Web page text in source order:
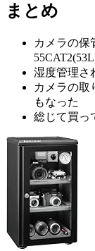
まとめ
カメラの保
湿度管理さ
カメラの取
もなった
総じて買っ